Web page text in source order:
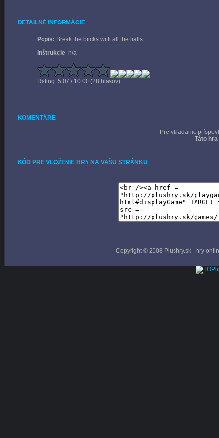
DETAILNÉ INFORMÁCIE
Popis: Break the bricks with all the balls
Inštrukcie: n/a
Rating: 5.07 / 10.00 (28 hlasov)
KOMENTÁRE
Pre vkladanie
Táto
KÓD PRE VLOŽENIE HRY NA VAŠU STRÁNKU
Copyright © 2008 Plushry.sk - hry